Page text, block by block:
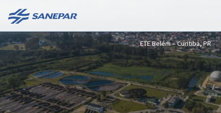
ETE Belém – Curitiba, PR